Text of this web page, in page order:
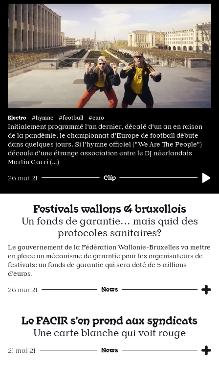
Electro #hymne #football #euro
Initialement programmé l'an dernier, décalé d'un an en raison
de la pandémie, le championnat d'Europe de football débute
dans quelques jours. Si l'hymne officiel ("We Are The People")
découle d'une étrange association entre le DJ néerlandais
Martin Garri (…)
26 mai 21 Clip
Festivals wallons & bruxellois
Un fonds de garantie... mais quid des
protocoles sanitaires?
Le gouvernement de la Fédération Wallonie-Bruxelles va mettre
en place un mécanisme de garantie pour les organisateurs de
festivals: un fonds de garantie qui sera doté de 5 millions
d’euros.
26 mai 21 News
Le FACIR s'en prend aux syndicats
Une carte blanche qui voit rouge
21 mai 21 News